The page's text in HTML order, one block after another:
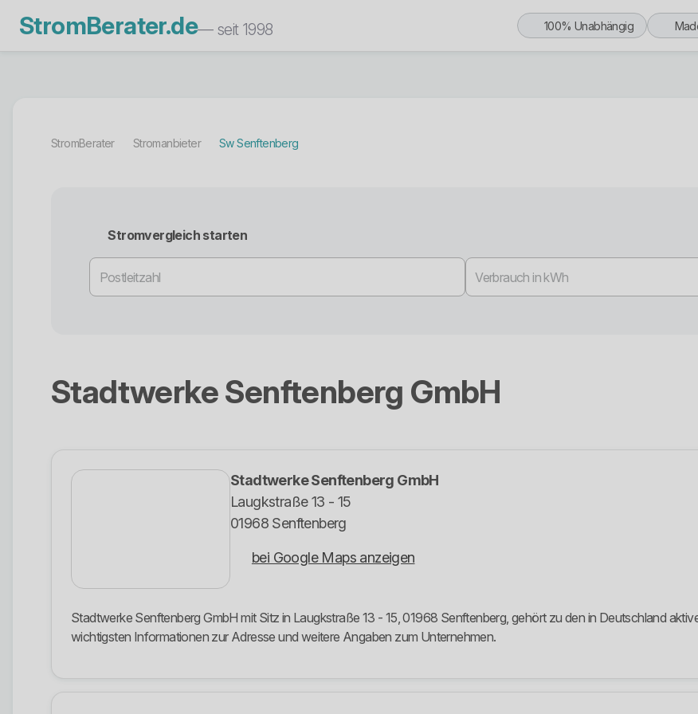
StromBerater.de— seit 1998 100% Unabhängig
StromBerater Stromanbieter Sw Senftenberg
Stromvergleich starten
Stadtwerke Senftenberg GmbH
Stadtwerke Senftenberg GmbH
Laugkstraße 13 - 15
01968 Senftenberg
bei Google Maps anzeigen
Stadtwerke Senftenberg GmbH mit Sitz in Laugkstraße 13 - 15, 01968 Senftenberg, gehört zu den in Deutschland
wichtigsten Informationen zur Adresse und weitere Angaben zum Unternehmen.